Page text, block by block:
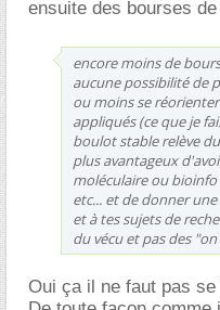
ensuite des bourses
encore moins de
aucune possibilité de
ou moins se
appliqués (ce que je
boulot stable relève
plus avantageux
moléculaire ou
etc... et de donner
et à tes sujets de
du vécu et pas des
Oui ça il ne faut pas